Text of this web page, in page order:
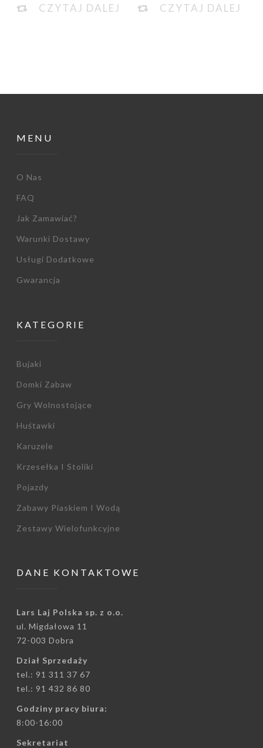
CZYTAJ DALEJ CZYTAJ DALEJ
MENU
O Nas
FAQ
Jak Zamawiać?
Warunki Dostawy
Usługi Dodatkowe
Gwarancja
KATEGORIE
Bujaki
Domki Zabaw
Gry Wolnostojące
Huśtawki
Karuzele
Krzesełka I Stoliki
Pojazdy
Zabawy Piaskiem I Wodą
Zestawy Wielofunkcyjne
DANE KONTAKTOWE
Lars Laj Polska sp. z o.o.
ul. Migdałowa 11
72-003 Dobra
Dział Sprzedaży
tel.: 91 311 37 67
tel.: 91 432 86 80
Godziny pracy biura:
8:00-16:00
Sekretariat